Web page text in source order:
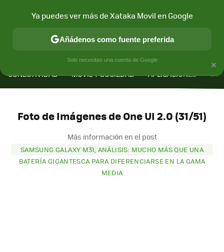
CONECTIVIDAD MÓVIL Y SOCIEDAD APLICACIONES
Foto de Imágenes de One UI 2.0 (31/51)
Más información en el post
SAMSUNG GALAXY M31, ANÁLISIS: MUCHO MÁS QUE UNA
BATERÍA GIGANTESCA PARA DIFERENCIARSE EN LA GAMA
MEDIA
×
Ya puedes ver más de Xataka Movil en Google
Añádenos como fuente preferida
Solo necesitas una cuenta de Google